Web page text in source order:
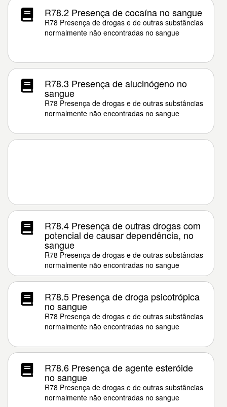
R78.2 Presença de cocaína no sangue
R78 Presença de drogas e de outras substâncias
normalmente não encontradas no sangue
R78.3 Presença de alucinógeno no
sangue
R78 Presença de drogas e de outras substâncias
normalmente não encontradas no sangue
R78.4 Presença de outras drogas com
potencial de causar dependência, no
sangue
R78 Presença de drogas e de outras substâncias
normalmente não encontradas no sangue
R78.5 Presença de droga psicotrópica
no sangue
R78 Presença de drogas e de outras substâncias
normalmente não encontradas no sangue
R78.6 Presença de agente esteróide
no sangue
R78 Presença de drogas e de outras substâncias
normalmente não encontradas no sangue